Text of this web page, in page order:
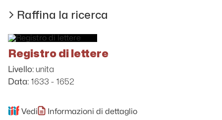
Raffina la ricerca
Registro di lettere
Livello: unita
Data: 1633 - 1652
Vedi Informazioni di dettaglio